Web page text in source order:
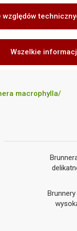
względów
Wszelkie
macrophylla/